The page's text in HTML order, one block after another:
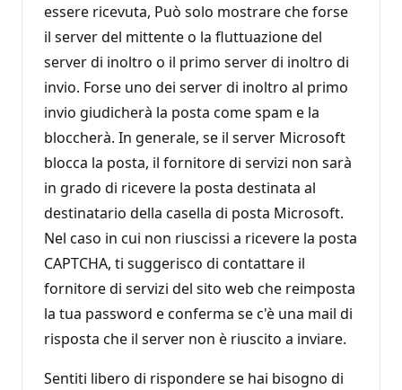
essere ricevuta, Può solo mostrare che forse
il server del mittente o la fluttuazione del
server di inoltro o il primo server di inoltro di
invio. Forse uno dei server di inoltro al primo
invio giudicherà la posta come spam e la
bloccherà. In generale, se il server Microsoft
blocca la posta, il fornitore di servizi non sarà
in grado di ricevere la posta destinata al
destinatario della casella di posta Microsoft.
Nel caso in cui non riuscissi a ricevere la posta
CAPTCHA, ti suggerisco di contattare il
fornitore di servizi del sito web che reimposta
la tua password e conferma se c'è una mail di
risposta che il server non è riuscito a inviare.
Sentiti libero di rispondere se hai bisogno di